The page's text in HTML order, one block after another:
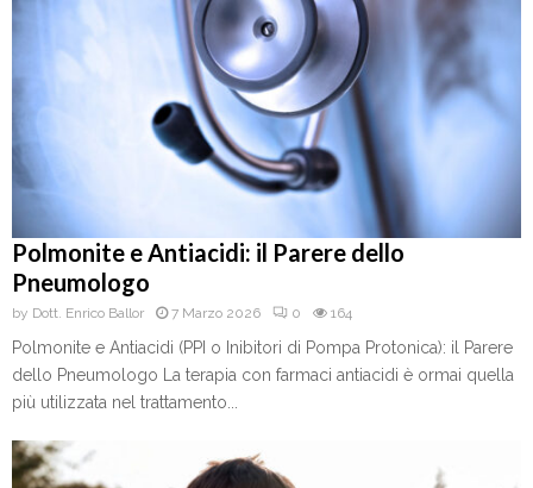
Polmonite e Antiacidi: il Parere dello
Pneumologo
by Dott. Enrico Ballor 7 Marzo 2026 0 164
Polmonite e Antiacidi (PPI o Inibitori di Pompa Protonica): il Parere
dello Pneumologo La terapia con farmaci antiacidi è ormai quella
più utilizzata nel trattamento...